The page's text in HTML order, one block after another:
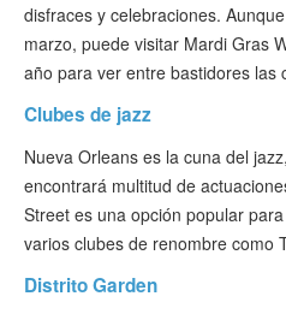
disfraces y celebraciones.
marzo, puede visitar Mardi Gras
año para ver entre bastidores las
Clubes de jazz
Nueva Orleans es la cuna del
encontrará multitud de
Street es una opción popular
varios clubes de renombre como
Distrito Garden